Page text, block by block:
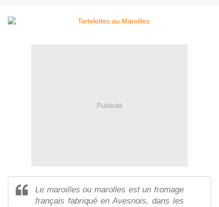
Publicité
Le maroilles ou marolles est un fromage
français fabriqué en Avesnois, dans les